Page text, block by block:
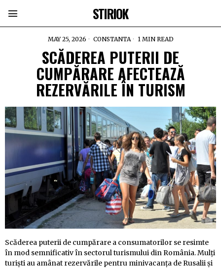
STIRIOK
MAY 25, 2026 CONSTANTA 1 MIN READ
SCĂDEREA PUTERII DE
CUMPĂRARE AFECTEAZĂ
REZERVĂRILE ÎN TURISM
Scăderea puterii de cumpărare a consumatorilor se resimte
în mod semnificativ în sectorul turismului din România. Mulți
turiști au amânat rezervările pentru minivacanța de Rusalii și